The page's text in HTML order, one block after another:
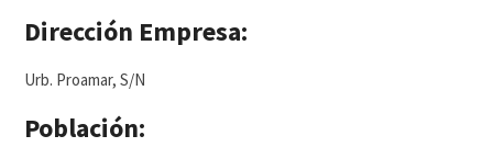
Dirección Empresa:
Urb. Proamar, S/N
Población: